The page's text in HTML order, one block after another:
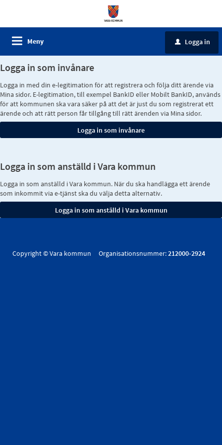
Meny u Logga in
Logga in som invånare
Logga in med din e-legitimation för att registrera och följa ditt ärende via
Mina sidor. E-legitimation, till exempel BankID eller Mobilt BankID, används
för att kommunen ska vara säker på att det är just du som registrerat ett
ärende och att rätt person får tillgång till rätt ärenden via Mina sidor.
Logga in som anställd i Vara kommun
Logga in som anställd i Vara kommun. När du ska handlägga ett ärende
som inkommit via e-tjänst ska du välja detta alternativ.
Copyright © Vara kommun Organisationsnummer:212000-2924